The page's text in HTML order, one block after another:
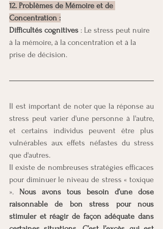
12. Problèmes de Mémoire et de
Concentration :
Difficultés cognitives : Le stress peut nuire
à la mémoire, à la concentration et à la
prise de décision.
Il est important de noter que la réponse au
stress peut varier d'une personne à l'autre,
et certains individus peuvent être plus
vulnérables aux effets néfastes du stress
que d'autres.
Il existe de nombreuses stratégies efficaces
pour diminuer le niveau de stress « toxique
». Nous avons tous besoin d’une dose
raisonnable de bon stress pour nous
stimuler et réagir de façon adéquate dans